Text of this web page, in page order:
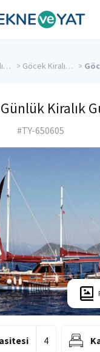
ve Yat
Muğla Kiralık Yatlar > Göcek Kiralık Yatlar >
Kiralık
#TY-650605
4